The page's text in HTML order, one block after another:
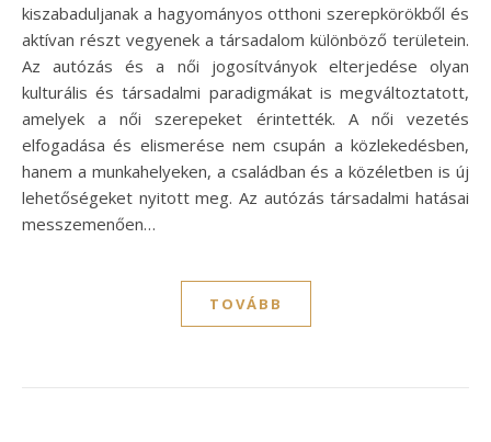
kiszabaduljanak a hagyományos otthoni szerepkörökből és
aktívan részt vegyenek a társadalom különböző területein.
Az autózás és a női jogosítványok elterjedése olyan
kulturális és társadalmi paradigmákat is megváltoztatott,
amelyek a női szerepeket érintették. A női vezetés
elfogadása és elismerése nem csupán a közlekedésben,
hanem a munkahelyeken, a családban és a közéletben is új
lehetőségeket nyitott meg. Az autózás társadalmi hatásai
messzemenően…
TOVÁBB